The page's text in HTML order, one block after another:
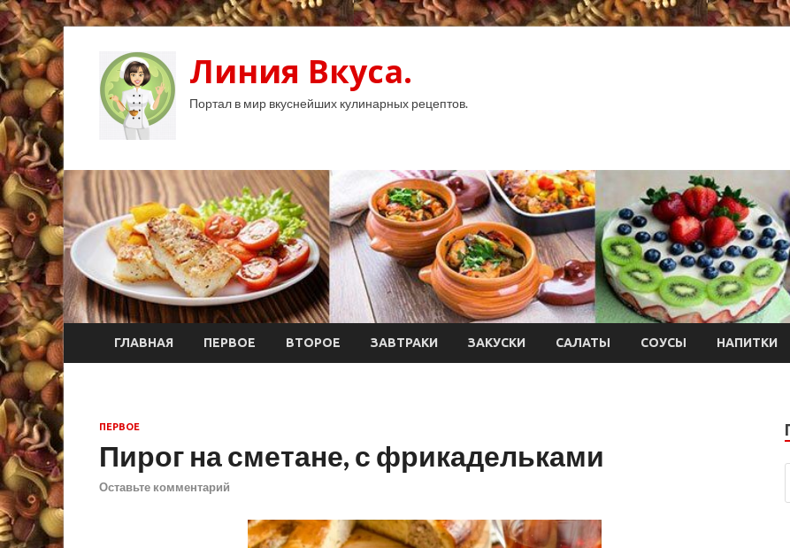
Линия Вкуса.
Портал в мир вкуснейших кулинарных рецептов.
ГЛАВНАЯ ПЕРВОЕ ВТОРОЕ ЗАВТРАКИ ЗАКУСКИ САЛАТЫ СОУСЫ НАПИТКИ
ПЕРВОЕ
Пирог на сметане, с фрикадельками
Оставьте комментарий